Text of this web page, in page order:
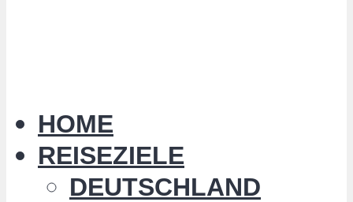
HOME
REISEZIELE
DEUTSCHLAND